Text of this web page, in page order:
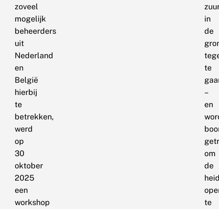
zoveel
mogelijk
beheerders
uit
Nederland
en
België
hierbij
te
betrekken,
werd
op
30
oktober
2025
een
workshop
in
de
te
–
en
om
de
te